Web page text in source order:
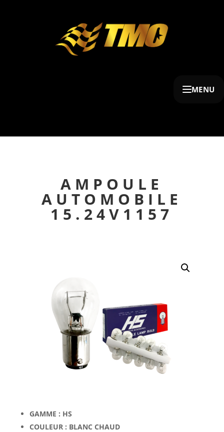
MENU
AMPOULE
AUTOMOBILE
15.24V1157
GAMME : HS
COULEUR : BLANC CHAUD